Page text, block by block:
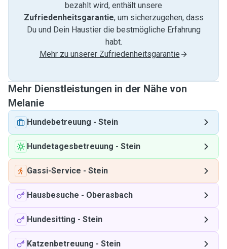
bezahlt wird, enthält unsere
Zufriedenheitsgarantie, um sicherzugehen, dass
Du und Dein Haustier die bestmögliche Erfahrung
habt.
Mehr zu unserer Zufriedenheitsgarantie
Mehr Dienstleistungen in der Nähe von
Melanie
Hundebetreuung - Stein
Hundetagesbetreuung - Stein
Gassi-Service - Stein
Hausbesuche - Oberasbach
Hundesitting - Stein
Katzenbetreuung - Stein